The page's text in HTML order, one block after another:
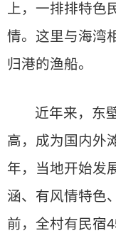
上，一排排特色
情。这里与海湾
归港的渔船。
近年来，东
高，成为国内外
年，当地开始发
涵、有风情特色
前，全村有民宿